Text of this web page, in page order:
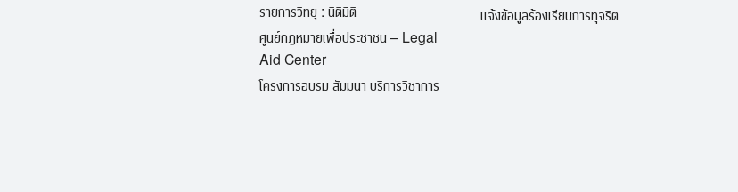
รายการวิทยุ : นิติมิติ
ศูนย์กฎหมายเพื่อประชาชน – Legal
Aid Center
โครงการอบรม สัมมนา บริการวิชาการ
แจ้งข้อมูลร้องเรียนการทุจริต